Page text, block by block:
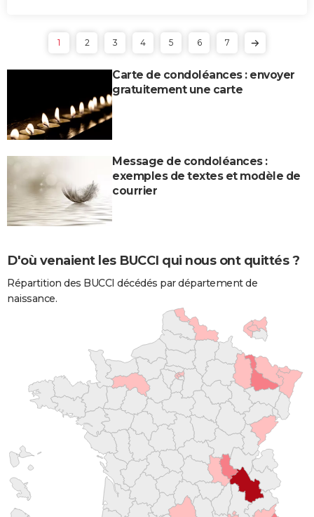
1 2 3 4 5 6 7
Carte de condoléances : envoyer
gratuitement une carte
Message de condoléances :
exemples de textes et modèle de
courrier
D'où venaient les BUCCI qui nous ont quittés ?
Répartition des BUCCI décédés par département de
naissance.